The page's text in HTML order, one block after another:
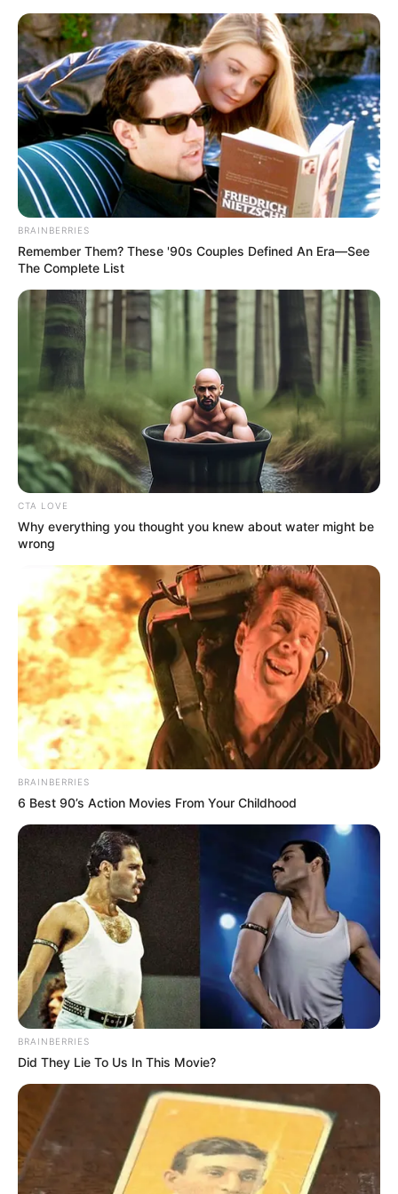
HOME
INSPIRASI
STYLE
FILM &
SERIES
NGAKAK
QUOTES
HYPE
MORE
KULINER
Jadi Makanan Favorit, Ini 13
BRAINBERRIES
Remember Them? These '90s Couples Defined An Era—See
The Complete List
CTA LOVE
Why everything you thought you knew about water might be
wrong
BRAINBERRIES
6 Best 90’s Action Movies From Your Childhood
BRAINBERRIES
Did They Lie To Us In This Movie?